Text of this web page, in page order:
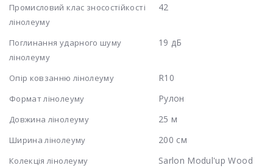
Промисловий клас зносостійкості
лінолеуму
42
Поглинання ударного шуму
лінолеуму
19 дБ
Опір ковзанню лінолеуму R10
Формат лінолеуму Рулон
Довжина лінолеуму 25 м
Ширина лінолеуму 200 см
Колекція лінолеуму
Sarlon Modul'up Wood